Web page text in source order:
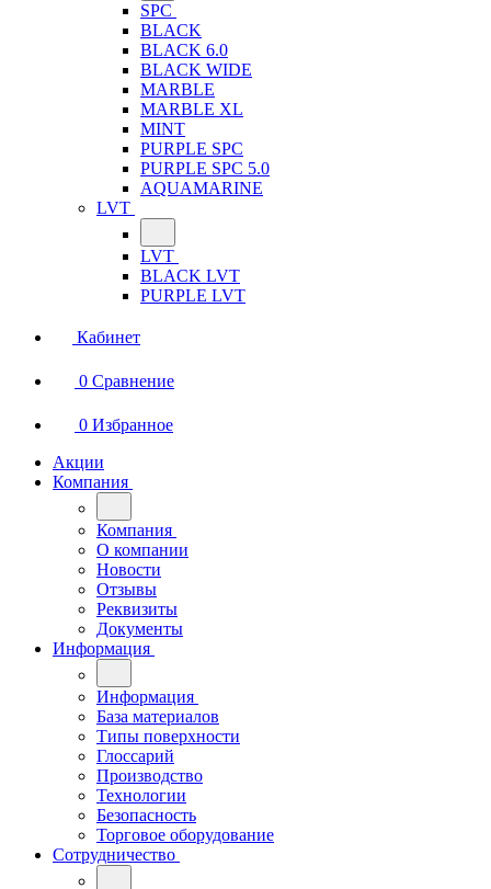
SPC
BLACK
BLACK 6.0
BLACK WIDE
MARBLE
MARBLE XL
MINT
PURPLE SPC
PURPLE SPC 5.0
AQUAMARINE
LVT
LVT
BLACK LVT
PURPLE LVT
Кабинет
0 Сравнение
0 Избранное
Акции
Компания
Компания
О компании
Новости
Отзывы
Реквизиты
Документы
Информация
Информация
База материалов
Типы поверхности
Глоссарий
Производство
Технологии
Безопасность
Торговое оборудование
Сотрудничество